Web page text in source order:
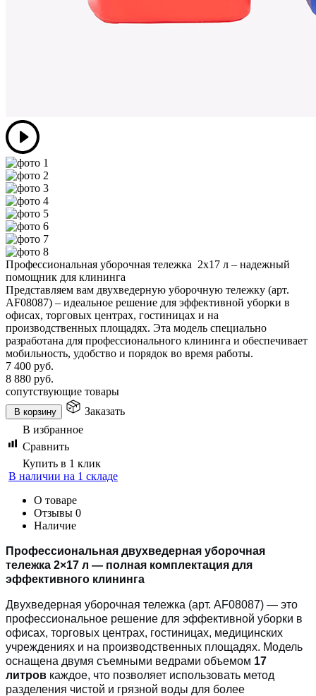
Профессиональная уборочная тележка 2х17 л – надежный
помощник для клининга
Представляем вам двухведерную уборочную тележку (арт.
AF08087) – идеальное решение для эффективной уборки в
офисах, торговых центрах, гостиницах и на
производственных площадях. Эта модель специально
разработана для профессионального клининга и обеспечивает
мобильность, удобство и порядок во время работы.
7 400 руб.
8 880 руб.
сопутствующие товары
В корзину
Заказать
В избранное
Сравнить
Купить в 1 клик
В наличии на 1 складе
О товаре
Отзывы 0
Наличие
Профессиональная двухведерная уборочная
тележка 2×17 л — полная комплектация для
эффективного клининга
Двухведерная уборочная тележка (арт. AF08087) — это
профессиональное решение для эффективной уборки в
офисах, торговых центрах, гостиницах, медицинских
учреждениях и на производственных площадях. Модель
оснащена двумя съемными ведрами объемом 17
литров каждое, что позволяет использовать метод
разделения чистой и грязной воды для более